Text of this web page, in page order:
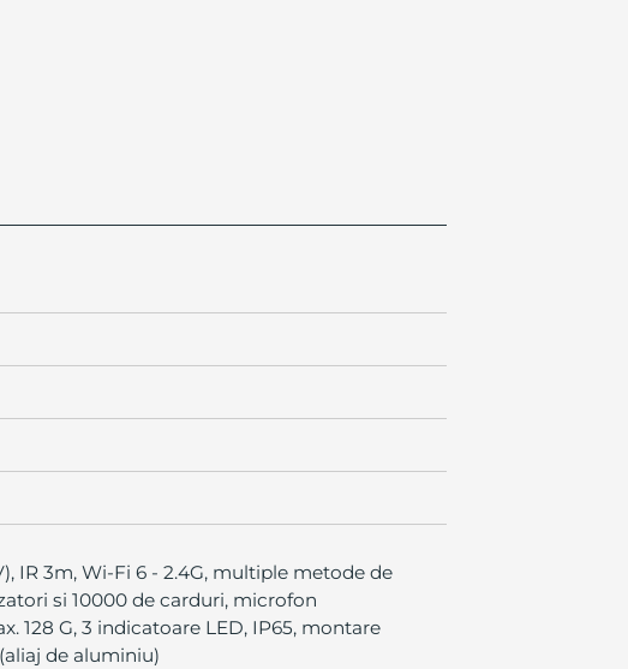
IR 3m, Wi-Fi 6 - 2.4G, multiple metode de
si 10000 de carduri, microfon
128 G, 3 indicatoare LED, IP65, montare
de aluminiu)